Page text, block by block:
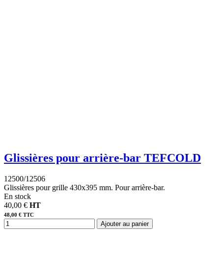
Glissières pour arrière-bar TEFCOLD
12500/12506
Glissières pour grille 430x395 mm. Pour arrière-bar.
En stock
40,00 € HT
48,00 € TTC
Ajouter au panier